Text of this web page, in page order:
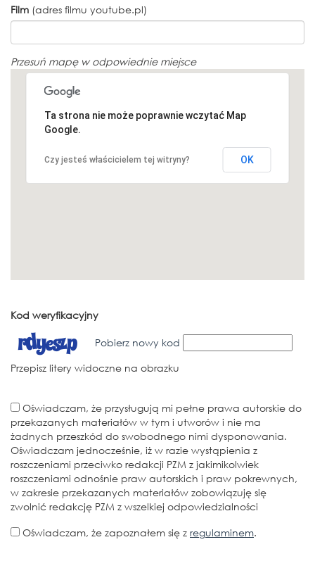
Film (adres filmu youtube.pl)
Przesuń mapę w odpowiednie miejsce
Ta strona nie może poprawnie wczytać Map
Google.
Czy jesteś właścicielem tej witryny? OK
Kod weryfikacyjny
Pobierz nowy kod
Przepisz litery widoczne na obrazku
Oświadczam, że przysługują mi pełne prawa autorskie do
przekazanych materiałów w tym i utworów i nie ma
żadnych przeszkód do swobodnego nimi dysponowania.
Oświadczam jednocześnie, iż w razie wystąpienia z
roszczeniami przeciwko redakcji PZM z jakimikolwiek
roszczeniami odnośnie praw autorskich i praw pokrewnych,
w zakresie przekazanych materiałów zobowiązuję się
zwolnić redakcję PZM z wszelkiej odpowiedzialności
Oświadczam, że zapoznałem się z regulaminem.